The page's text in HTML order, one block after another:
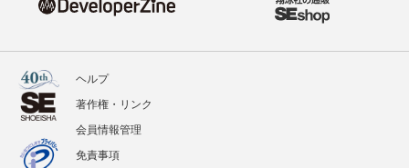
ヘルプ
著作権・リンク
会員情報管理
免責事項